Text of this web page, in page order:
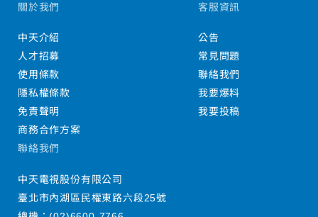
關於我們
中天介紹
人才招募
使用條款
隱私權條款
免責聲明
商務合作方案
客服資訊
公告
常見問題
聯絡我們
我要爆料
我要投稿
聯絡我們
中天電視股份有限公司
臺北市內湖區民權東路六段25號